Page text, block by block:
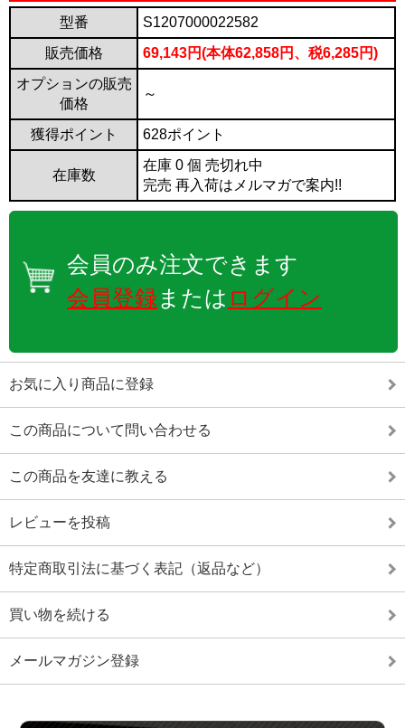
型番
S1207000022582
販売価格
69,143円(本体62,858円、税6,285円)
オプションの販売
価格
～
獲得ポイント 628ポイント
在庫数
在庫 0 個 売切れ中
完売 再入荷はメルマガで案内!!
会員のみ注文できます
会員登録または ログイン
お気に入り商品に登録
この商品について問い合わせる
この商品を友達に教える
レビューを投稿
特定商取引法に基づく表記（返品など）
買い物を続ける
メールマガジン登録